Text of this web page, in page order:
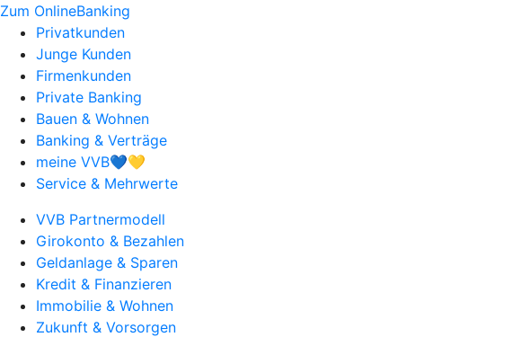
Zum OnlineBanking
Privatkunden
Junge Kunden
Firmenkunden
Private Banking
Bauen & Wohnen
Banking & Verträge
meine VVB💙💛
Service & Mehrwerte
VVB Partnermodell
Girokonto & Bezahlen
Geldanlage & Sparen
Kredit & Finanzieren
Immobilie & Wohnen
Zukunft & Vorsorgen